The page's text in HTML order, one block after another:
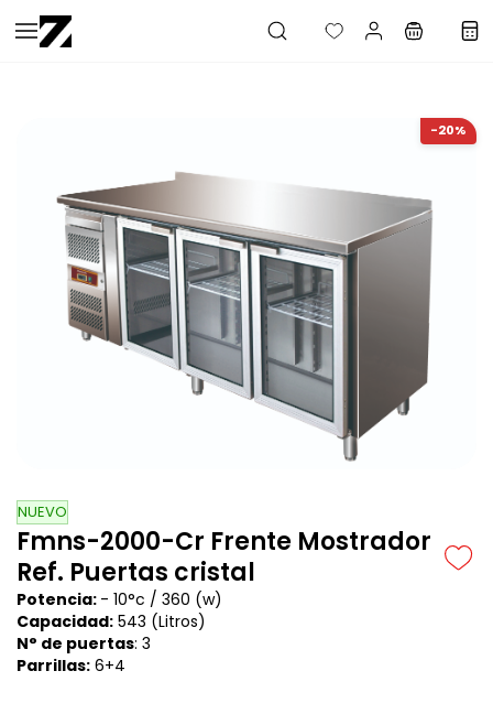
Saltar al
contenido
-20%
NUEVO
Fmns-2000-Cr Frente Mostrador
Ref. Puertas cristal
Potencia: - 10°c / 360 (w)
Capacidad: 543 (Litros)
N° de puertas: 3
Parrillas: 6+4